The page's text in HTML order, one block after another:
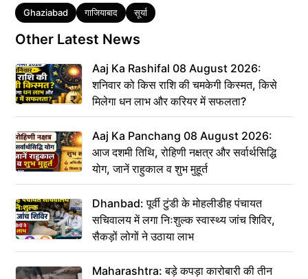
Tags
Ghaziabad गाजियाबाद सूर्या
Other Latest News
Aaj Ka Rashifal 08 August 2026:
शनिवार को किस राशि की चमकेगी किस्मत, किसे
मिलेगा धन लाभ और करियर में सफलता?
Aaj Ka Panchang 08 August 2026:
आज दशमी तिथि, रोहिणी नक्षत्र और सर्वार्थसिद्धि
योग, जानें राहुकाल व शुभ मुहूर्त
Dhanbad: पूर्वी टुंडी के मोहलीडीह पंचायत
सचिवालय में लगा निःशुल्क स्वास्थ्य जांच शिविर,
सैकड़ों लोगों ने उठाया लाभ
Maharashtra: बड़े कपड़ा कारोबारी की तीन